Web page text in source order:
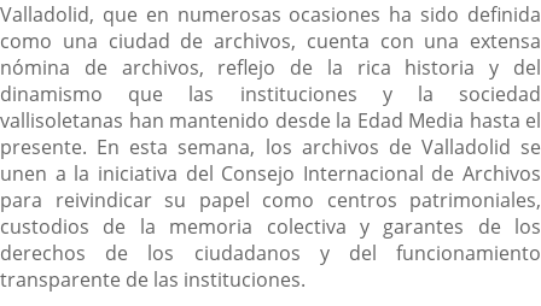
Valladolid, que en numerosas ocasiones ha sido definida
como una ciudad de archivos, cuenta con una extensa
nómina de archivos, reflejo de la rica historia y del
dinamismo que las instituciones y la sociedad
vallisoletanas han mantenido desde la Edad Media hasta el
presente. En esta semana, los archivos de Valladolid se
unen a la iniciativa del Consejo Internacional de Archivos
para reivindicar su papel como centros patrimoniales,
custodios de la memoria colectiva y garantes de los
derechos de los ciudadanos y del funcionamiento
transparente de las instituciones.